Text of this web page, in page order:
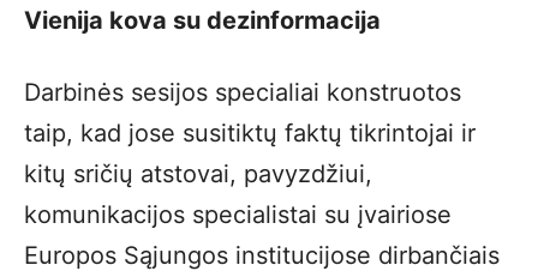
Vienija kova su dezinformacija
Darbinės sesijos specialiai konstruotos
taip, kad jose susitiktų faktų tikrintojai ir
kitų sričių atstovai, pavyzdžiui,
komunikacijos specialistai su įvairiose
Europos Sąjungos institucijose dirbančiais